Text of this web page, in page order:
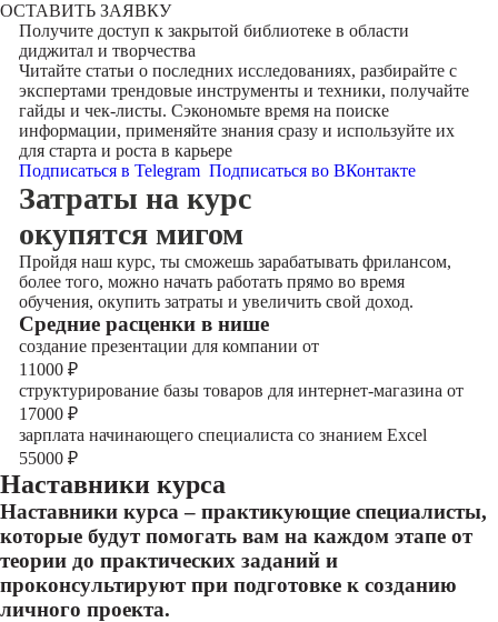
ОСТАВИТЬ ЗАЯВКУ
Получите доступ к закрытой библиотекев области
диджитал и творчества
Читайте статьи о последних исследованиях, разбирайте с
экспертами трендовые инструменты и техники, получайте
гайды и чек-листы. Сэкономьте время на поиске
информации, применяйте знания сразу и используйте их
для старта и роста в карьере
Подписаться в Telegram Подписаться во ВКонтакте
Затраты на курс
окупятся мигом
Пройдя наш курс, ты сможешь зарабатывать фрилансом,
более того, можно начать работать прямо во время
обучения, окупить затраты и увеличить свой доход.
Cредние расценки в нише
создание презентации для компании от
11000 ₽
структурирование базы товаров для интернет-магазина от
17000 ₽
зарплата начинающего специалиста со знанием Excel
55000 ₽
Наставники курса
Наставники курса – практикующие специалисты,
которые будут помогать вам на каждом этапе от
теории до практических заданий и
проконсультируют при подготовке к созданию
личного проекта.